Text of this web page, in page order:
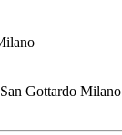
Gottardo Milano